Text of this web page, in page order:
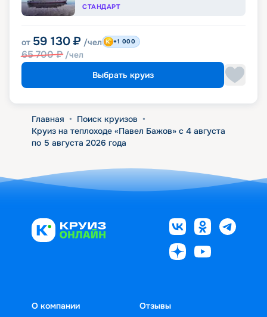
СТАНДАРТ
от 59 130 ₽ /чел
65 700₽ /чел
+1 000
Выбрать круиз
Главная • Поиск круизов •
Круиз на теплоходе «Павел Бажов» с 4 августа
по 5 августа 2026 года
О компании
Отзывы